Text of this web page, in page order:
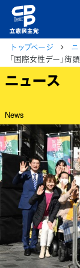
トップページ
「国際女性デー」
ニュース
News